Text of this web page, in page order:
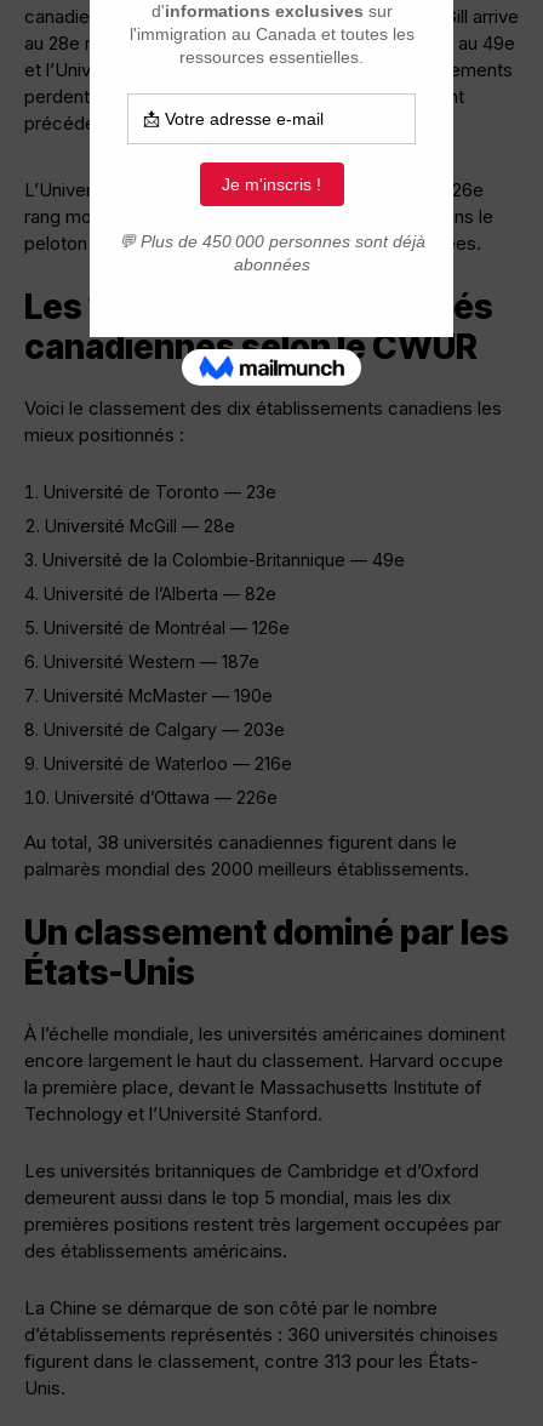
canadiennes reculent légèrement. L’Université McGill arrive
au 28e rang, l’Université de la Colombie-Britannique au 49e
et l’Université de l’Alberta au 82e. Ces trois établissements
perdent chacun une place par rapport au classement
précédent.
L’Université de Montréal se classe pour sa part au 126e
rang mondial, confirmant la présence du Québec dans le
peloton des universités canadiennes les mieux cotées.
Les 10 meilleures universités
canadiennes selon le CWUR
Voici le classement des dix établissements canadiens les
mieux positionnés :
Université de Toronto — 23e
Université McGill — 28e
Université de la Colombie-Britannique — 49e
Université de l’Alberta — 82e
Université de Montréal — 126e
Université Western — 187e
Université McMaster — 190e
Université de Calgary — 203e
Université de Waterloo — 216e
Université d’Ottawa — 226e
Au total, 38 universités canadiennes figurent dans le
palmarès mondial des 2000 meilleurs établissements.
Un classement dominé par les
États-Unis
À l’échelle mondiale, les universités américaines dominent
encore largement le haut du classement. Harvard occupe
la première place, devant le Massachusetts Institute of
Technology et l’Université Stanford.
Les universités britanniques de Cambridge et d’Oxford
demeurent aussi dans le top 5 mondial, mais les dix
premières positions restent très largement occupées par
des établissements américains.
La Chine se démarque de son côté par le nombre
d’établissements représentés : 360 universités chinoises
figurent dans le classement, contre 313 pour les États-
Unis.